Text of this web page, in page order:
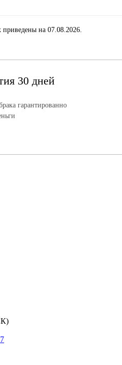
на 07.08.2026.
30 дней
гарантированно